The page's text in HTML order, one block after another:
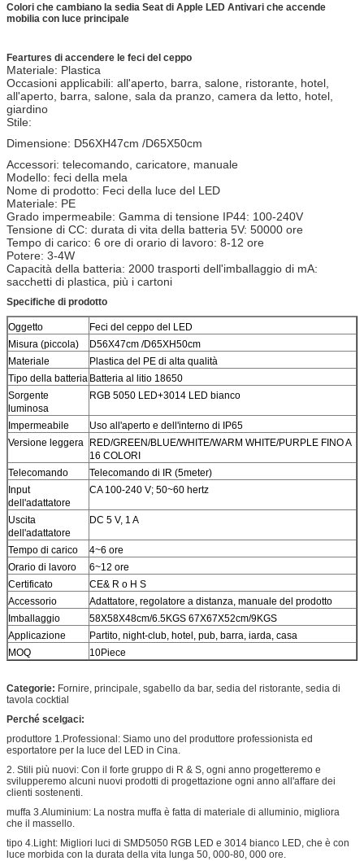
Colori che cambiano la sedia Seat di Apple LED Antivari che accende
mobilia con luce principale
Feartures di accendere le feci del ceppo
Materiale: Plastica
Occasioni applicabili: all'aperto, barra, salone, ristorante, hotel,
all'aperto, barra, salone, sala da pranzo, camera da letto, hotel,
giardino
Stile:
Dimensione: D56XH47cm /D65X50cm
Accessori: telecomando, caricatore, manuale
Modello: feci della mela
Nome di prodotto: Feci della luce del LED
Materiale: PE
Grado impermeabile: Gamma di tensione IP44: 100-240V
Tensione di CC: durata di vita della batteria 5V: 50000 ore
Tempo di carico: 6 ore di orario di lavoro: 8-12 ore
Potere: 3-4W
Capacità della batteria: 2000 trasporti dell'imballaggio di mA:
sacchetti di plastica, più i cartoni
Specifiche di prodotto
Oggetto
Feci del ceppo del LED
Misura (piccola)
D56X47cm /D65XH50cm
Materiale
Plastica del PE di alta qualità
Tipo della batteria Batteria al litio 18650
Sorgente
luminosa
RGB 5050 LED+3014 LED bianco
Impermeabile
Uso all'aperto e dell'interno di IP65
Versione leggera RED/GREEN/BLUE/WHITE/WARM WHITE/PURPLE FINO A
16 COLORI
Telecomando
Telecomando di IR (5meter)
Input
dell'adattatore
CA 100-240 V; 50~60 hertz
Uscita
dell'adattatore
DC 5 V, 1 A
Tempo di carico
4~6 ore
Orario di lavoro
6~12 ore
Certificato
CE& R o H S
Accessorio
Adattatore, regolatore a distanza, manuale del prodotto
Imballaggio
58X58X48cm/6.5KGS 67X67X52cm/9KGS
Applicazione
Partito, night-club, hotel, pub, barra, iarda, casa
MOQ
10Piece
Categorie: Fornire, principale, sgabello da bar, sedia del ristorante, sedia di
tavola cocktial
Perché scelgaci:
produttore 1.Professional: Siamo uno del produttore professionista ed
esportatore per la luce del LED in Cina.
2. Stili più nuovi: Con il forte gruppo di R & S, ogni anno progetteremo e
svilupperemo alcuni nuovi prodotti di progettazione ogni anno all'affare dei
clienti sostenenti.
muffa 3.Aluminium: La nostra muffa è fatta di materiale di alluminio, migliora
che il massello.
tipo 4.Light: Migliori luci di SMD5050 RGB LED e 3014 bianco LED, che è con
luce morbida con la durata della vita lunga 50, 000-80, 000 ore.